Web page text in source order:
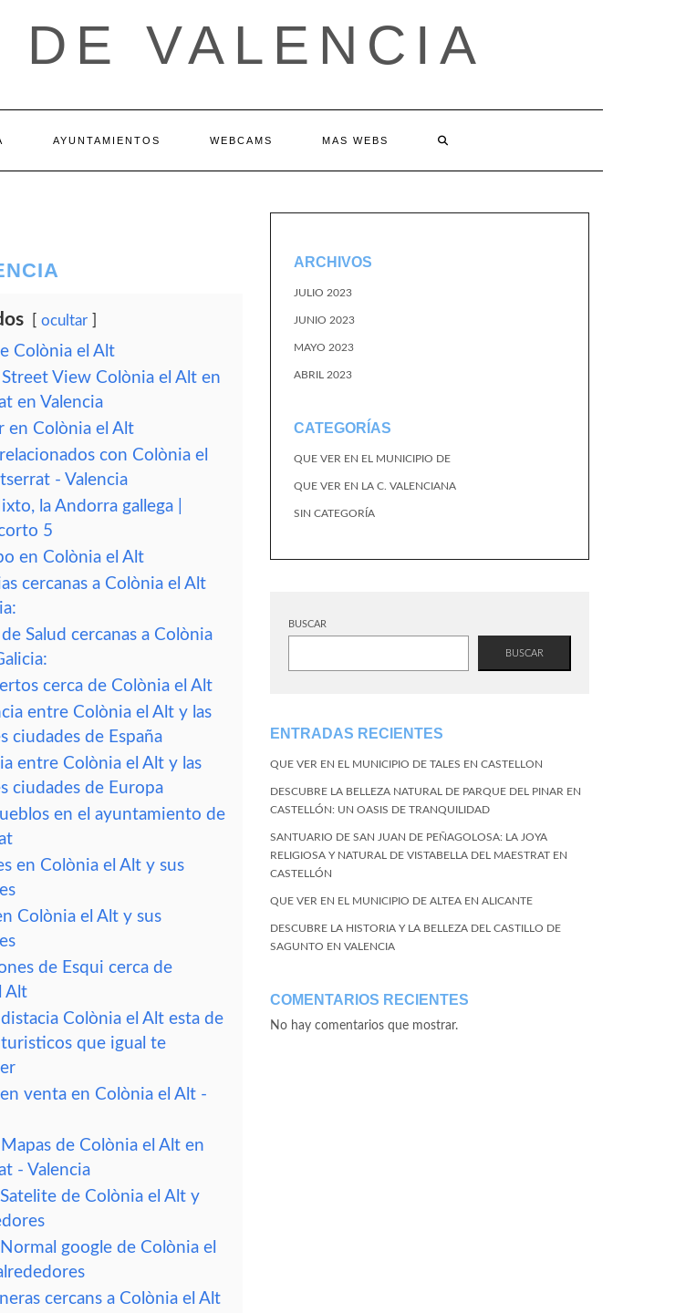
DE VALENCIA
AYUNTAMIENTOS WEBCAMS MAS WEBS
ocultar
Colònia el Alt
View Colònia el Alt en
en Valencia
en Colònia el Alt
con Colònia el
- Valencia
la Andorra gallega |
5
en Colònia el Alt
cercanas a Colònia el Alt
Salud cercanas a Colònia
cerca de Colònia el Alt
entre Colònia el Alt y las
ciudades de España
entre Colònia el Alt y las
ciudades de Europa
en el ayuntamiento de
en Colònia el Alt y sus
Colònia el Alt y sus
de Esqui cerca de
Alt
Colònia el Alt esta de
turisticos que igual te
en venta en Colònia el Alt -
de Colònia el Alt en
- Valencia
de Colònia el Alt y
google de Colònia el
cercans a Colònia el Alt
ARCHIVOS
JULIO 2023
JUNIO 2023
MAYO 2023
ABRIL 2023
CATEGORÍAS
QUE VER EN EL MUNICIPIO DE
QUE VER EN LA C. VALENCIANA
SIN CATEGORÍA
BUSCAR
BUSCAR
ENTRADAS RECIENTES
QUE VER EN EL MUNICIPIO DE TALES EN CASTELLON
DESCUBRE LA BELLEZA NATURAL DE PARQUE DEL PINAR EN
CASTELLÓN: UN OASIS DE TRANQUILIDAD
SANTUARIO DE SAN JUAN DE PEÑAGOLOSA: LA JOYA
RELIGIOSA Y NATURAL DE VISTABELLA DEL MAESTRAT EN
CASTELLÓN
QUE VER EN EL MUNICIPIO DE ALTEA EN ALICANTE
DESCUBRE LA HISTORIA Y LA BELLEZA DEL CASTILLO DE
SAGUNTO EN VALENCIA
COMENTARIOS RECIENTES
No hay comentarios que mostrar.